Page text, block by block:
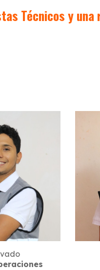
Técnicos y una